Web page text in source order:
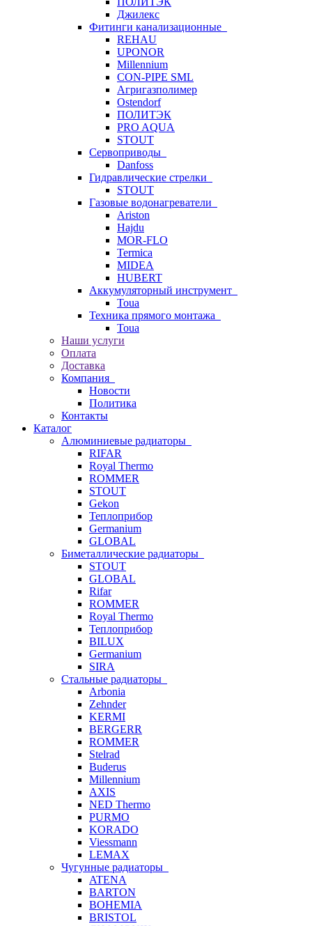
Джилекс
Фитинги канализационные
REHAU
UPONOR
Millennium
CON-PIPE SML
Агригазполимер
Ostendorf
ПОЛИТЭК
PRO AQUA
STOUT
Сервоприводы
Danfoss
Гидравлические стрелки
STOUT
Газовые водонагреватели
Ariston
Hajdu
MOR-FLO
Termica
MIDEA
HUBERT
Аккумуляторный инструмент
Toua
Техника прямого монтажа
Toua
Наши услуги
Оплата
Доставка
Компания
Новости
Политика
Контакты
Каталог
Алюминиевые радиаторы
RIFAR
Royal Thermo
ROMMER
STOUT
Gekon
Теплоприбор
Germanium
GLOBAL
Биметаллические радиаторы
STOUT
GLOBAL
Rifar
ROMMER
Royal Thermo
Теплоприбор
BILUX
Germanium
SIRA
Стальные радиаторы
Arbonia
Zehnder
KERMI
BERGERR
ROMMER
Stelrad
Buderus
Millennium
AXIS
NED Thermo
PURMO
KORADO
Viessmann
LEMAX
Чугунные радиаторы
ATENA
BARTON
BOHEMIA
BRISTOL